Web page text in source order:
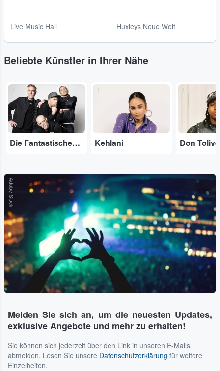
Live Music Hall Huxleys Neue Welt
Beliebte Künstler in Ihrer Nähe
Die Fantastischen Vier Kehlani Don
Adobe Stock
Melden Sie sich an, um die neuesten Updates,
exklusive Angebote und mehr zu erhalten!
Sie können sich jederzeit über den Link in unseren E-Mails
abmelden. Lesen Sie unsere Datenschutzerklärung für weitere
Einzelheiten.